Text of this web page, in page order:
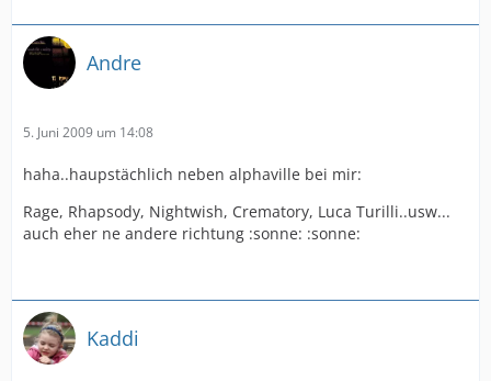
Andre
5. Juni 2009 um 14:08
haha..haupstächlich neben alphaville bei mir:
Rage, Rhapsody, Nightwish, Crematory, Luca Turilli..usw...
auch eher ne andere richtung :sonne: :sonne:
Kaddi